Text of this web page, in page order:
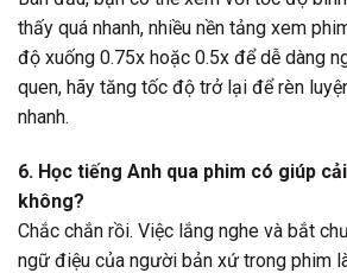
thấy quá nhanh, nhiều nền tảng xem
độ xuống 0.75x hoặc 0.5x để dễ dàng
quen, hãy tăng tốc độ trở lại để rèn
nhanh.
6. Học tiếng Anh qua phim có giúp
không?
Chắc chắn rồi. Việc lắng nghe và bắt
ngữ điệu của người bản xứ trong phim